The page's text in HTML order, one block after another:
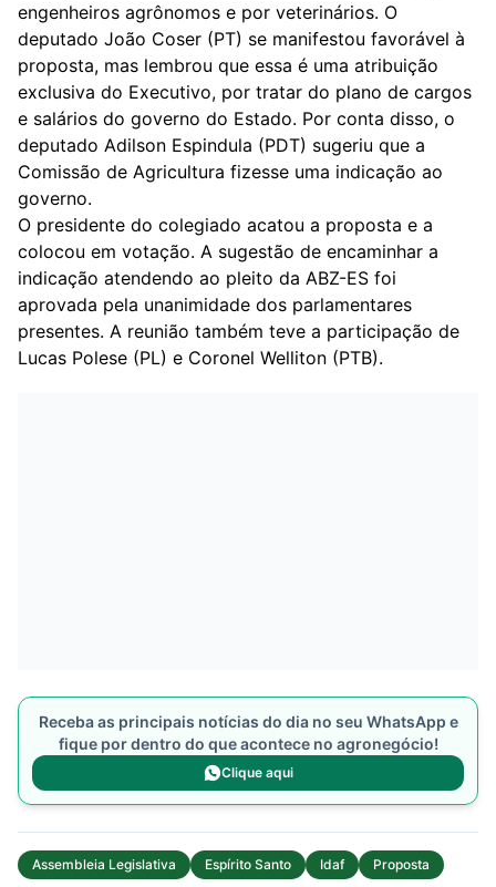
engenheiros agrônomos e por veterinários. O
deputado João Coser (PT) se manifestou favorável à
proposta, mas lembrou que essa é uma atribuição
exclusiva do Executivo, por tratar do plano de cargos
e salários do governo do Estado. Por conta disso, o
deputado Adilson Espindula (PDT) sugeriu que a
Comissão de Agricultura fizesse uma indicação ao
governo.
O presidente do colegiado acatou a proposta e a
colocou em votação. A sugestão de encaminhar a
indicação atendendo ao pleito da ABZ-ES foi
aprovada pela unanimidade dos parlamentares
presentes. A reunião também teve a participação de
Lucas Polese (PL) e Coronel Welliton (PTB).
Receba as principais notícias do dia no seu WhatsApp e
fique por dentro do que acontece no agronegócio!
Clique aqui
Assembleia Legislativa Espírito Santo Idaf Proposta